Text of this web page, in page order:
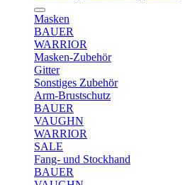
Masken
BAUER
WARRIOR
Masken-Zubehör
Gitter
Sonstiges Zubehör
Arm-Brustschutz
BAUER
VAUGHN
WARRIOR
SALE
Fang- und Stockhand
BAUER